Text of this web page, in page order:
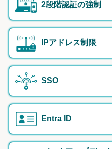
2段階認証の強制
IPアドレス制限
SSO
Entra ID